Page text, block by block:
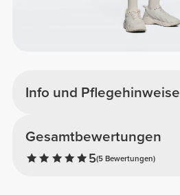
Info und Pflegehinweise
Gesamtbewertungen
5(5 Bewertungen)